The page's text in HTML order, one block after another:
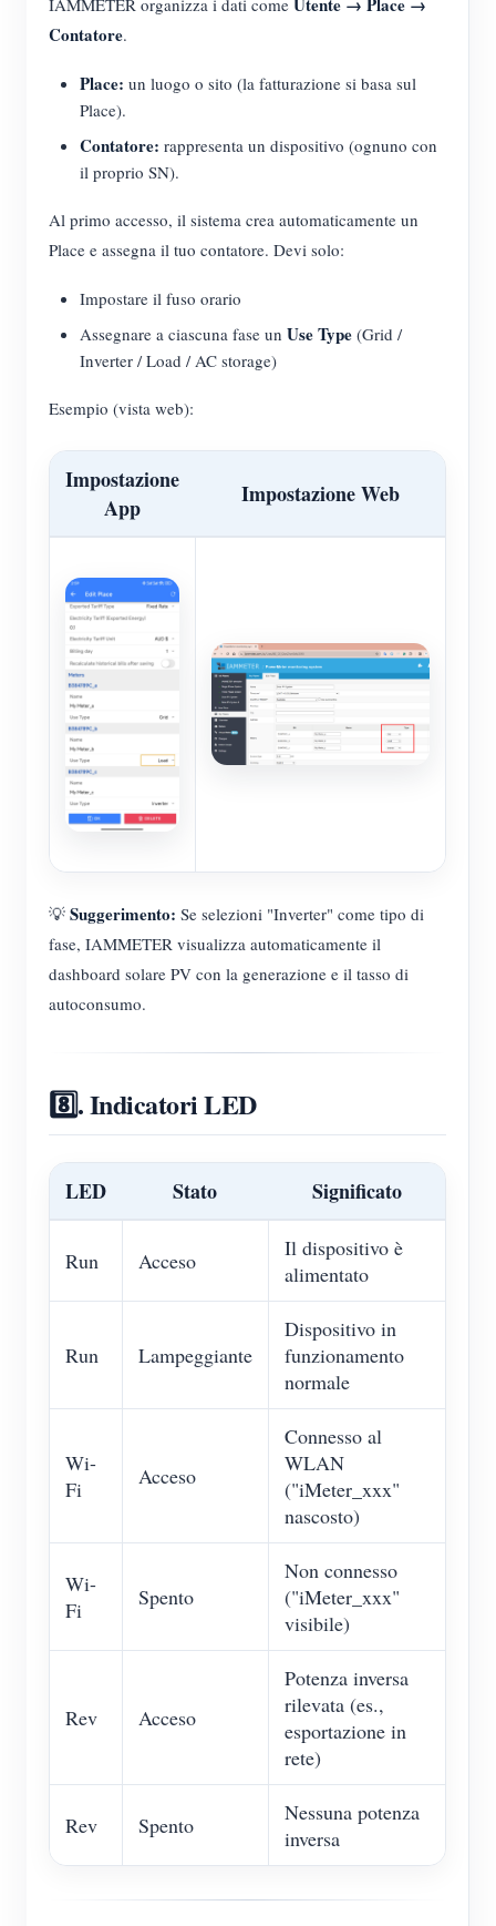
IAMMETER organizza i dati come
Contatore.
Place: un luogo o sito (la fatturazione si basa sul
Place).
Contatore: rappresenta un dispositivo (ognuno con
il proprio SN).
Al primo accesso, il sistema crea automaticamente un
Place e assegna il tuo contatore. Devi solo:
Impostare il fuso orario
Assegnare a ciascuna fase un Use Type (Grid /
Inverter / Load / AC storage)
Esempio (vista web):
Impostazione
App
Impostazione Web
💡 Suggerimento: Se selezioni "Inverter" come tipo di
fase, IAMMETER visualizza automaticamente il
dashboard solare PV con la generazione e il tasso di
autoconsumo.
8️⃣. Indicatori LED
LED Stato Significato
Run Acceso
Il dispositivo è
alimentato
Run Lampeggiante
Dispositivo in
funzionamento
normale
Wi-
Fi
Acceso
Connesso al
WLAN
("iMeter_xxx"
nascosto)
Wi-
Fi
Spento
Non connesso
("iMeter_xxx"
visibile)
Rev Acceso
Potenza inversa
rilevata (es.,
esportazione in
rete)
Rev Spento
Nessuna potenza
inversa